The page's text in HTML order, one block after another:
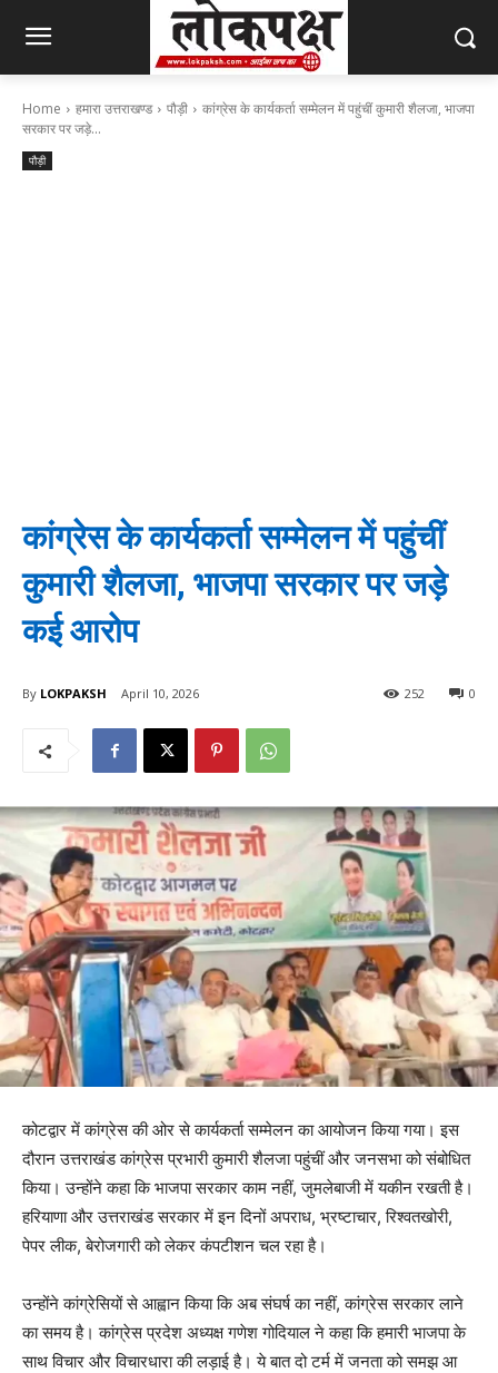
Home हमारा उत्तराखण्ड पौड़ी
कांग्रेस के कार्यकर्ता सम्मेलन में पहुंचीं कुमारी शैलजा, भाजपा
सरकार पर जड़े...
पौड़ी
कांग्रेस के कार्यकर्ता सम्मेलन में पहुंचीं
कुमारी शैलजा, भाजपा सरकार पर जड़े
कई आरोप
By LOKPAKSH April 10, 2026 0
252
कोटद्वार में कांग्रेस की ओर से कार्यकर्ता सम्मेलन का आयोजन किया गया। इस
दौरान उत्तराखंड कांग्रेस प्रभारी कुमारी शैलजा पहुंचीं और जनसभा को संबोधित
किया। उन्होंने कहा कि भाजपा सरकार काम नहीं, जुमलेबाजी में यकीन रखती है।
हरियाणा और उत्तराखंड सरकार में इन दिनों अपराध, भ्रष्टाचार, रिश्वतखोरी,
पेपर लीक, बेरोजगारी को लेकर कंपटीशन चल रहा है।
उन्होंने कांग्रेसियों से आह्वान किया कि अब संघर्ष का नहीं, कांग्रेस सरकार लाने
का समय है। कांग्रेस प्रदेश अध्यक्ष गणेश गोदियाल ने कहा कि हमारी भाजपा के
साथ विचार और विचारधारा की लड़ाई है। ये बात दो टर्म में जनता को समझ आ